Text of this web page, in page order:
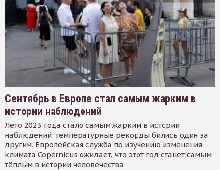
Сентябрь в Европе стал самым жарким в
истории наблюдений
Лето 2023 года стало самым жарким в истории
наблюдений: температурные рекорды бились один за
другим. Европейская служба по изучению изменения
климата Copernicus ожидает, что этот год станет самым
тёплым в истории человечества